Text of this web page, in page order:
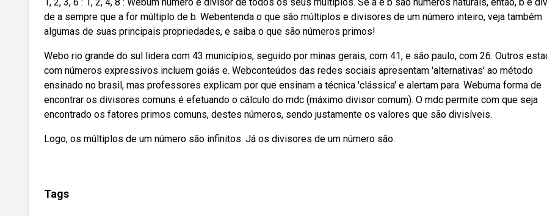
de a sempre que a for múltiplo de b. Webentenda o que são múltiplos e divisores de um número inteiro, veja também
algumas de suas principais propriedades, e saiba o que são números primos!
Webo rio grande do sul lidera com 43 municípios, seguido por minas gerais, com 41, e são paulo, com 26. Outros
com números expressivos incluem goiás e. Webconteúdos das redes sociais apresentam 'alternativas' ao método
ensinado no brasil, mas professores explicam por que ensinam a técnica 'clássica' e alertam para. Webuma forma de
encontrar os divisores comuns é efetuando o cálculo do mdc (máximo divisor comum). O mdc permite com que seja
encontrado os fatores primos comuns, destes números, sendo justamente os valores que são divisíveis.
Logo, os múltiplos de um número são infinitos. Já os divisores de um número são.
Tags